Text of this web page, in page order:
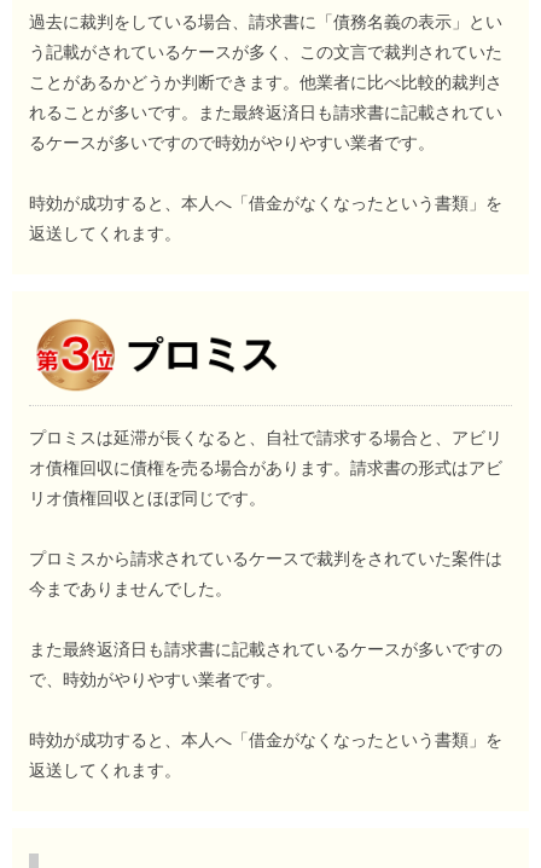
過去に裁判をしている場合、請求書に「債務名義の表示」とい
う記載がされているケースが多く、この文言で裁判されていた
ことがあるかどうか判断できます。他業者に比べ比較的裁判さ
れることが多いです。また最終返済日も請求書に記載されてい
るケースが多いですので時効がやりやすい業者です。
時効が成功すると、本人へ「借金がなくなったという書類」を
返送してくれます。
プロミスは延滞が長くなると、自社で請求する場合と、アビリ
オ債権回収に債権を売る場合があります。請求書の形式はアビ
リオ債権回収とほぼ同じです。
プロミスから請求されているケースで裁判をされていた案件は
今までありませんでした。
また最終返済日も請求書に記載されているケースが多いですの
で、時効がやりやすい業者です。
時効が成功すると、本人へ「借金がなくなったという書類」を
返送してくれます。